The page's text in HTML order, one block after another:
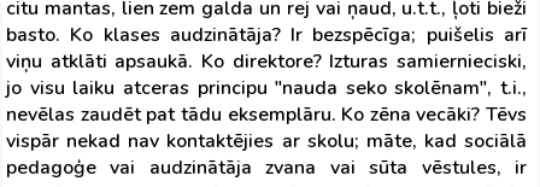
citu mantas, lien zem galda un rej vai ņaud, u.t.t., ļoti bieži
basto. Ko klases audzinātāja? Ir bezspēcīga; puišelis arī
viņu atklāti apsaukā. Ko direktore? Izturas samiernieciski,
jo visu laiku atceras principu "nauda seko skolēnam", t.i.,
nevēlas zaudēt pat tādu eksemplāru. Ko zēna vecāki? Tēvs
vispār nekad nav kontaktējies ar skolu; māte, kad sociālā
pedagoģe vai audzinātāja zvana vai sūta vēstules, ir